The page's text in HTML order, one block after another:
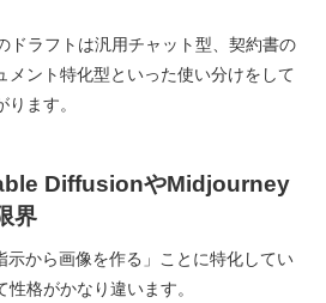
ドラフトは汎用チャット型、契約書の
メント特化型といった使い分けをして
ます。
DiffusionやMidjourney
界
示から画像を作る」ことに特化してい
格がかなり違います。